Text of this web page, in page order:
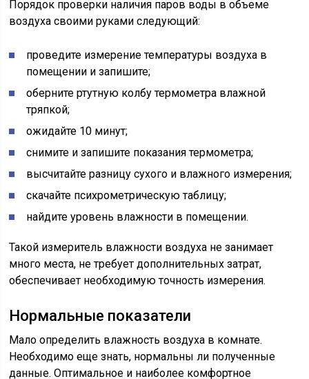
Порядок проверки наличия паров воды в объеме
воздуха своими руками следующий:
проведите измерение температуры воздуха в
помещении и запишите;
оберните ртутную колбу термометра влажной
тряпкой;
ожидайте 10 минут;
снимите и запишите показания термометра;
высчитайте разницу сухого и влажного измерения;
скачайте психрометрическую таблицу;
найдите уровень влажности в помещении.
Такой измеритель влажности воздуха не занимает
много места, не требует дополнительных затрат,
обеспечивает необходимую точность измерения.
Нормальные показатели
Мало определить влажность воздуха в комнате.
Необходимо еще знать, нормальны ли полученные
данные. Оптимальное и наиболее комфортное